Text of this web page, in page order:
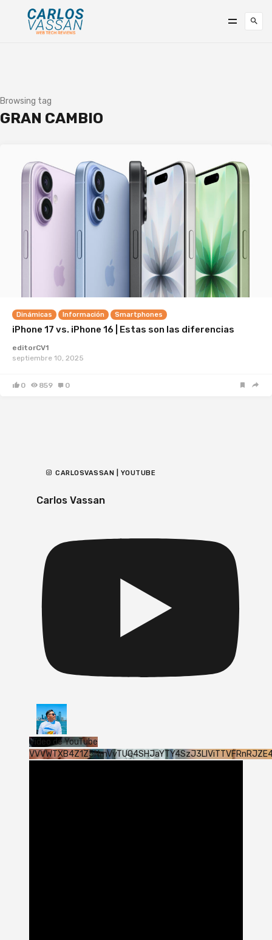
Browsing tag
GRAN CAMBIO
Dinámicas Información Smartphones
iPhone 17 vs. iPhone 16 | Estas son las diferencias
editorCV1
septiembre 10, 2025
0 859 0
CARLOSVASSAN | YOUTUBE
Carlos Vassan
Vídeo de YouTube